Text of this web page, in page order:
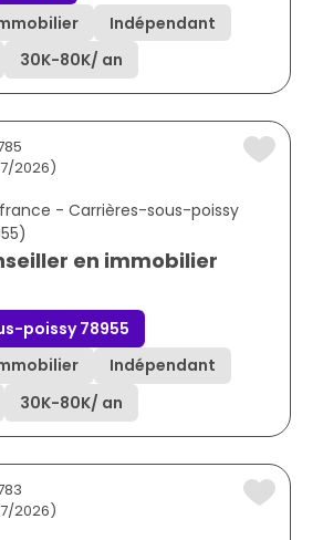
Indépendant
30K-80K/ an
2026)
- Carrières-sous-poissy
en immobilier
poissy 78955
Indépendant
30K-80K/ an
2026)